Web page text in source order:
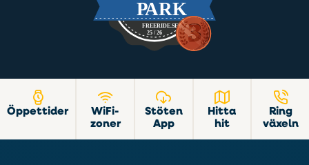
Öppettider
WiFi-
zoner
Stöten
App
Hitta
hit
Ring
växeln